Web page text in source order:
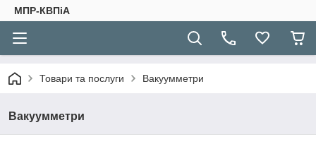
МПР-КВПіА
Товари та послуги Вакуумметри
Вакуумметри